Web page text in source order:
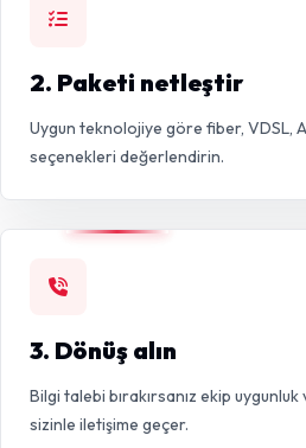
2. Paketi netleştir
Uygun teknolojiye göre fiber, VDSL,
seçenekleri değerlendirin.
3. Dönüş alın
Bilgi talebi bırakırsanız ekip
sizinle iletişime geçer.